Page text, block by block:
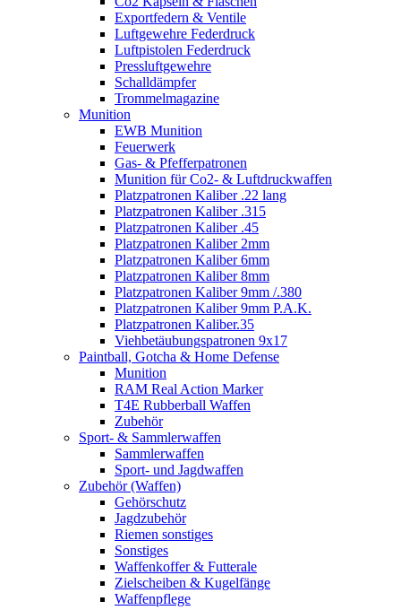
Exportfedern & Ventile
Luftgewehre Federdruck
Luftpistolen Federdruck
Pressluftgewehre
Schalldämpfer
Trommelmagazine
Munition
EWB Munition
Feuerwerk
Gas- & Pfefferpatronen
Munition für Co2- & Luftdruckwaffen
Platzpatronen Kaliber .22 lang
Platzpatronen Kaliber .315
Platzpatronen Kaliber .45
Platzpatronen Kaliber 2mm
Platzpatronen Kaliber 6mm
Platzpatronen Kaliber 8mm
Platzpatronen Kaliber 9mm /.380
Platzpatronen Kaliber 9mm P.A.K.
Platzpatronen Kaliber.35
Viehbetäubungspatronen 9x17
Paintball, Gotcha & Home Defense
Munition
RAM Real Action Marker
T4E Rubberball Waffen
Zubehör
Sport- & Sammlerwaffen
Sammlerwaffen
Sport- und Jagdwaffen
Zubehör (Waffen)
Gehörschutz
Jagdzubehör
Riemen sonstiges
Sonstiges
Waffenkoffer & Futterale
Zielscheiben & Kugelfänge
Waffenpflege